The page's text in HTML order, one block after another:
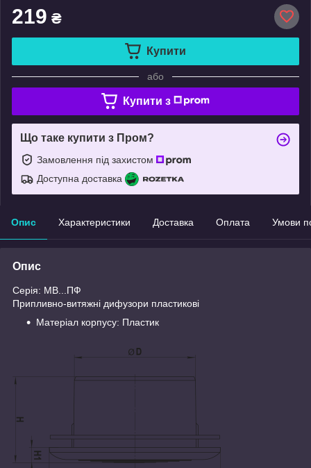
219 ₴
Купити
або
Купити з
Що таке купити з Пром?
Замовлення під захистом
Доступна доставка
Опис Характеристики Доставка Оплата Умови
Опис
Серія: МВ...ПФ
Припливно-витяжні дифузори пластикові
Матеріал корпусу: Пластик